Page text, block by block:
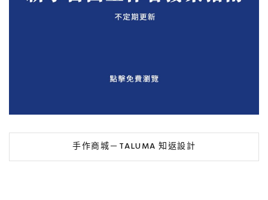
手作商城－TALUMA 知返設計